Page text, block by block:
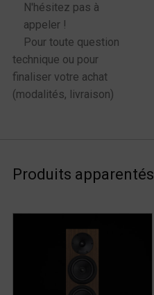
N'hésitez pas à
appeler !
Pour toute question
technique ou pour
finaliser votre achat
(modalités, livraison)
Produits apparentés